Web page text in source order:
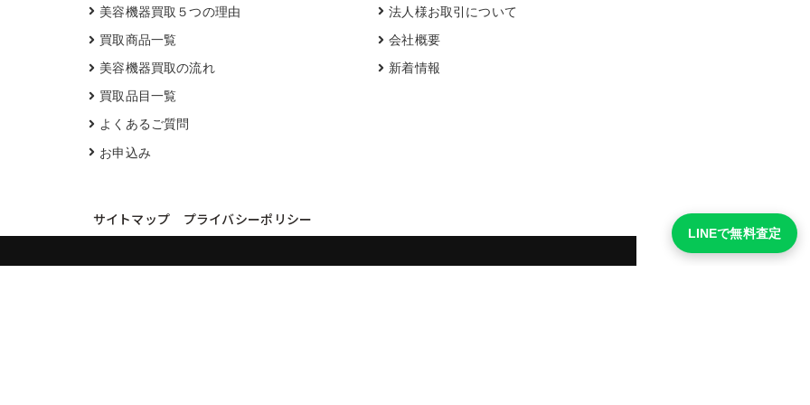
美容機器買取５つの理由
買取商品一覧
美容機器買取の流れ
買取品目一覧
よくあるご質問
お申込み
法人様お取引について
会社概要
新着情報
サイトマップ プライバシーポリシー
LINEで無料査定